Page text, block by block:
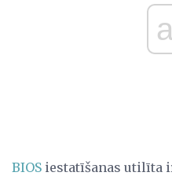
BIOS iestatīšanas utilīta